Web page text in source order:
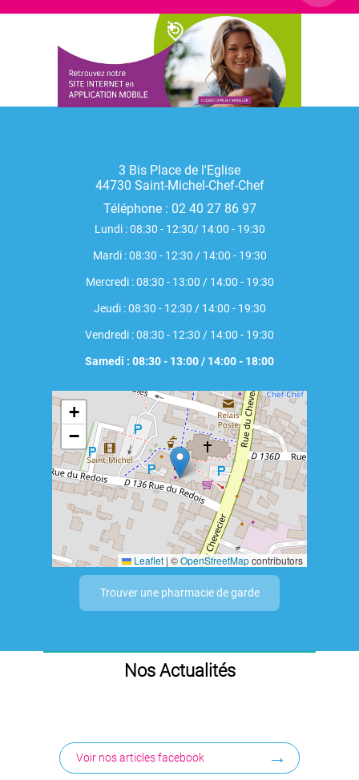
3 Bis Place de l'Eglise
44730 Saint-Michel-Chef-Chef
Téléphone : 02 40 27 86 97
Lundi : 08:30 - 12:30/ 14:00 - 19:30
Mardi : 08:30 - 12:30 / 14:00 - 19:30
Mercredi : 08:30 - 13:00 / 14:00 - 19:30
Jeudi : 08:30 - 12:30 / 14:00 - 19:30
Vendredi : 08:30 - 12:30 / 14:00 - 19:30
Samedi : 08:30 - 13:00 / 14:00 - 18:00
+
−
Leaflet | ©OpenStreetMapcontributors
Trouver une pharmacie de garde
Nos Actualités
Voir nos articles facebook